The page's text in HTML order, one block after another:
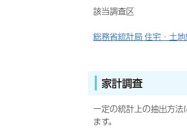
該当調査区
総務省統計局 住宅・土
家計調査
一定の統計上の抽出方法
ます。